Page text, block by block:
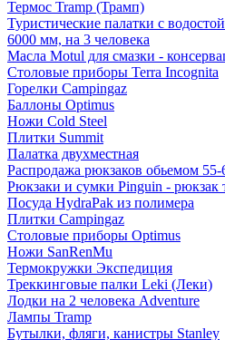
Термос Tramp (Трамп)
Туристические палатки с
6000 мм, на 3 человека
Масла Motul для смазки -
Столовые приборы Terra Incognita
Горелки Campingaz
Баллоны Optimus
Ножи Cold Steel
Плитки Summit
Палатка двухместная
Распродажа рюкзаков обьемом 55-
Рюкзаки и сумки Pinguin - рюкзак
Посуда HydraPak из полимера
Плитки Campingaz
Столовые приборы Optimus
Ножи SanRenMu
Термокружки Экспедиция
Треккинговые палки Leki (Леки)
Лодки на 2 человека Adventure
Лампы Tramp
Бутылки, фляги, канистры Stanley